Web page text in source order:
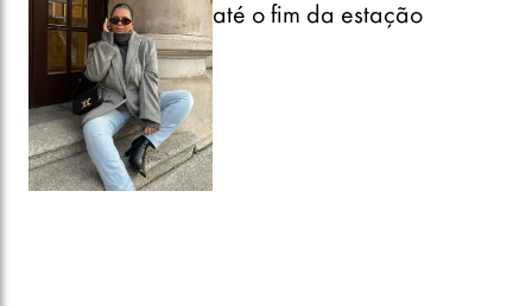
até o fim da estação